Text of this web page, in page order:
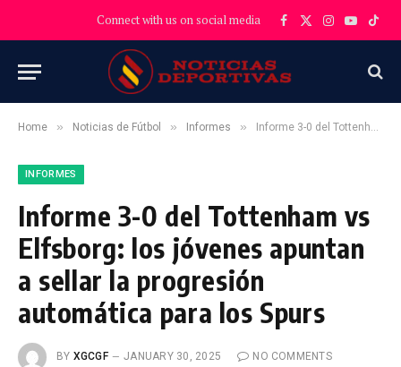
Connect with us on social media Facebook
X
Instagram
YouTube
Home » Noticias de Fútbol » Informes » Informe 3-0 del Tottenham vs Elfsborg: los jóvenes apuntan a sellar la progresión automática para los Spurs
INFORMES
Informe 3-0 del Tottenham vs
Elfsborg: los jóvenes apuntan
a sellar la progresión
automática para los Spurs
BY XGCGF JANUARY 30, 2025
NO COMMENTS